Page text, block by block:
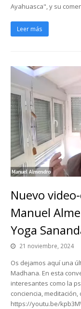
Ayahuasca", y su
Leer más
Nuevo
Manuel
Yoga
21 noviembre, 2024
Os dejamos aquí una
Madhana. En esta
interesantes como la
conciencia,
https://youtu.be/